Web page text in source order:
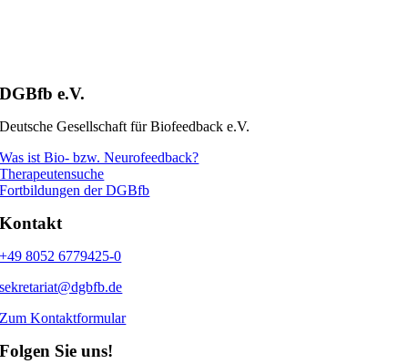
DGBfb e.V.
Deutsche Gesellschaft für Biofeedback e.V.
Was ist Bio- bzw. Neurofeedback?
Therapeutensuche
Fortbildungen der DGBfb
Kontakt
+49 8052 6779425-0
sekretariat@dgbfb.de
Zum Kontaktformular
Folgen Sie uns!